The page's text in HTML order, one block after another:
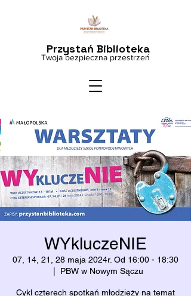
Twoja bezpieczna przestrzeń
Przystań Biblioteka
WYkluczeNIE
07, 14, 21, 28 maja 2024r. Od 16:00 - 18:30
PBW w Nowym Sączu
Cykl czterech spotkań młodzieży na temat